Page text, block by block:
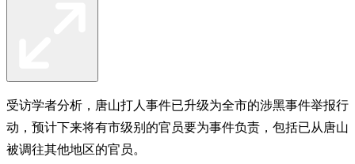
受访学者分析，唐山打人事件已升级为全市的涉黑事件举报行
动，预计下来将有市级别的官员要为事件负责，包括已从唐山
被调往其他地区的官员。